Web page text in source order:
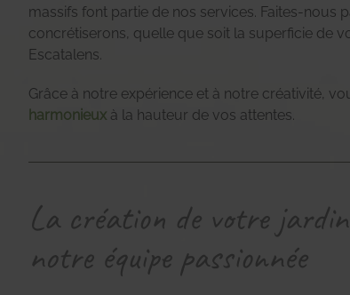
massifs font partie de nos services. Faites-nous
concrétiserons, quelle que soit la superficie de
Escatalens.
Grâce à notre expérience et à notre créativité,
harmonieux à la hauteur de vos attentes.
La création de votre
notre équipe passionnée